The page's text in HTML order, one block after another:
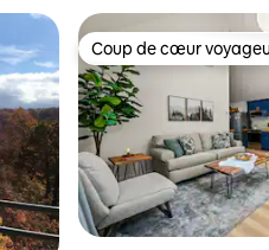
appréciés Coup de cœur
Coup de cœur